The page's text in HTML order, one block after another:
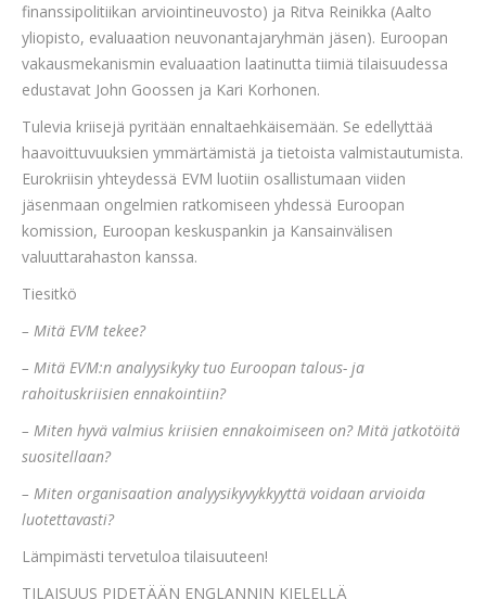
finanssipolitiikan arviointineuvosto) ja Ritva Reinikka (Aalto
yliopisto, evaluaation neuvonantajaryhmän jäsen). Euroopan
vakausmekanismin evaluaation laatinutta tiimiä tilaisuudessa
edustavat John Goossen ja Kari Korhonen.
Tulevia kriisejä pyritään ennaltaehkäisemään. Se edellyttää
haavoittuvuuksien ymmärtämistä ja tietoista valmistautumista.
Eurokriisin yhteydessä EVM luotiin osallistumaan viiden
jäsenmaan ongelmien ratkomiseen yhdessä Euroopan
komission, Euroopan keskuspankin ja Kansainvälisen
valuuttarahaston kanssa.
Tiesitkö
– Mitä EVM tekee?
– Mitä EVM:n analyysikyky tuo Euroopan talous- ja
rahoituskriisien ennakointiin?
– Miten hyvä valmius kriisien ennakoimiseen on? Mitä jatkotöitä
suositellaan?
– Miten organisaation analyysikyvykkyyttä voidaan arvioida
luotettavasti?
Lämpimästi tervetuloa tilaisuuteen!
TILAISUUS PIDETÄÄN ENGLANNIN KIELELLÄ